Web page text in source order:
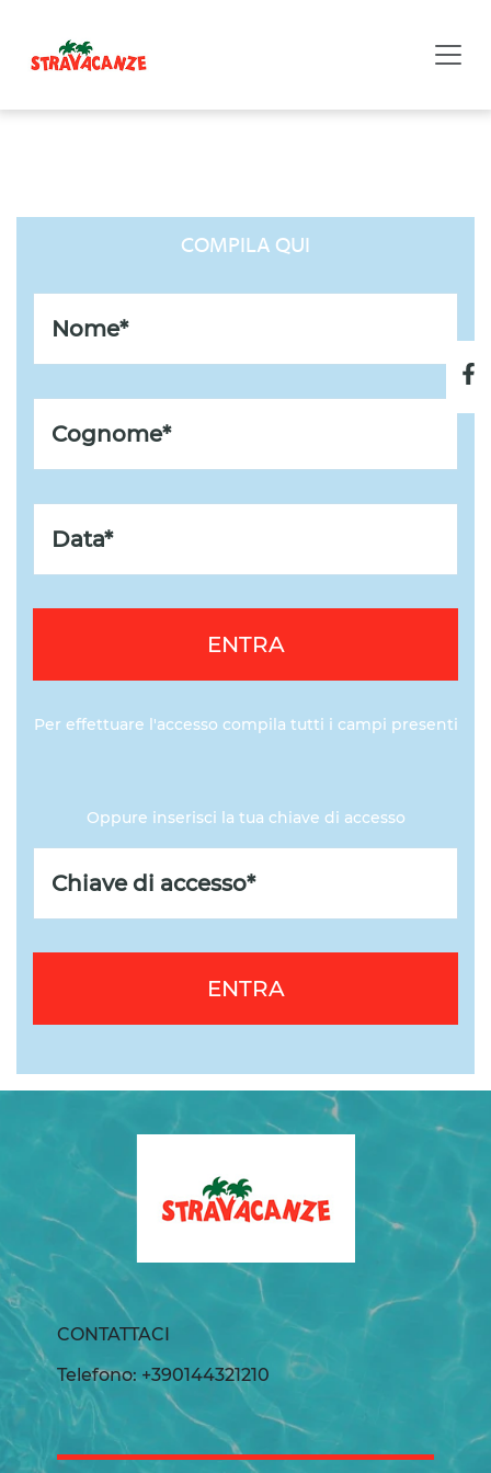
COMPILA QUI
ENTRA
Per effettuare l'accesso compila tutti i campi presenti
Oppure inserisci la tua chiave di accesso
ENTRA
CONTATTACI
Telefono: +390144321210